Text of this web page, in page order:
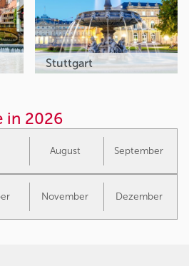
Stuttgart
in 2026
August September
November Dezember